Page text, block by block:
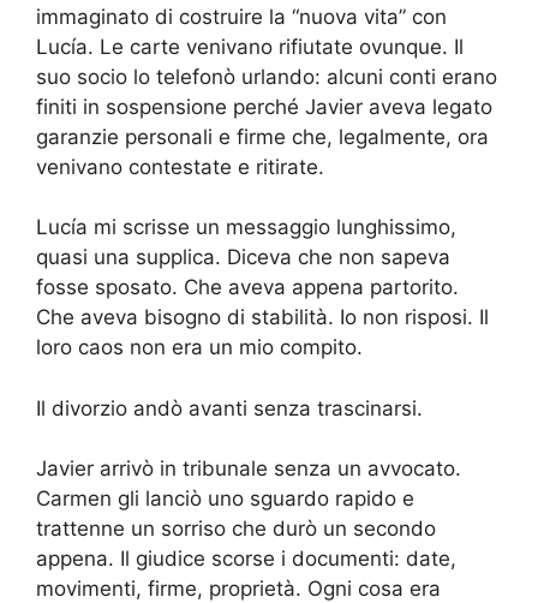
immaginato di costruire la “nuova vita” con
Lucía. Le carte venivano rifiutate ovunque. Il
suo socio lo telefonò urlando: alcuni conti erano
finiti in sospensione perché Javier aveva legato
garanzie personali e firme che, legalmente, ora
venivano contestate e ritirate.
Lucía mi scrisse un messaggio lunghissimo,
quasi una supplica. Diceva che non sapeva
fosse sposato. Che aveva appena partorito.
Che aveva bisogno di stabilità. Io non risposi. Il
loro caos non era un mio compito.
Il divorzio andò avanti senza trascinarsi.
Javier arrivò in tribunale senza un avvocato.
Carmen gli lanciò uno sguardo rapido e
trattenne un sorriso che durò un secondo
appena. Il giudice scorse i documenti: date,
movimenti, firme, proprietà. Ogni cosa era